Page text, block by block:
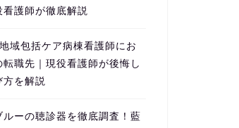
看護師が徹底解説
地域包括ケア病棟看護師にお
転職先｜現役看護師が後悔し
方を解説
ルーの聴診器を徹底調査！藍